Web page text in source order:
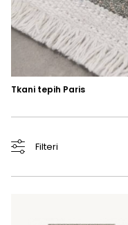
Tkani tepih Paris
Filteri